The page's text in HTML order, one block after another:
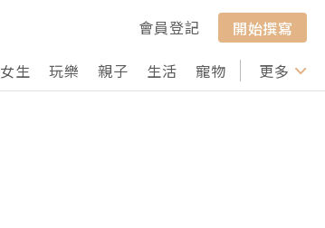
會員登記
開始撰寫
女生 玩樂 親子 生活 寵物 行山 打卡
更多